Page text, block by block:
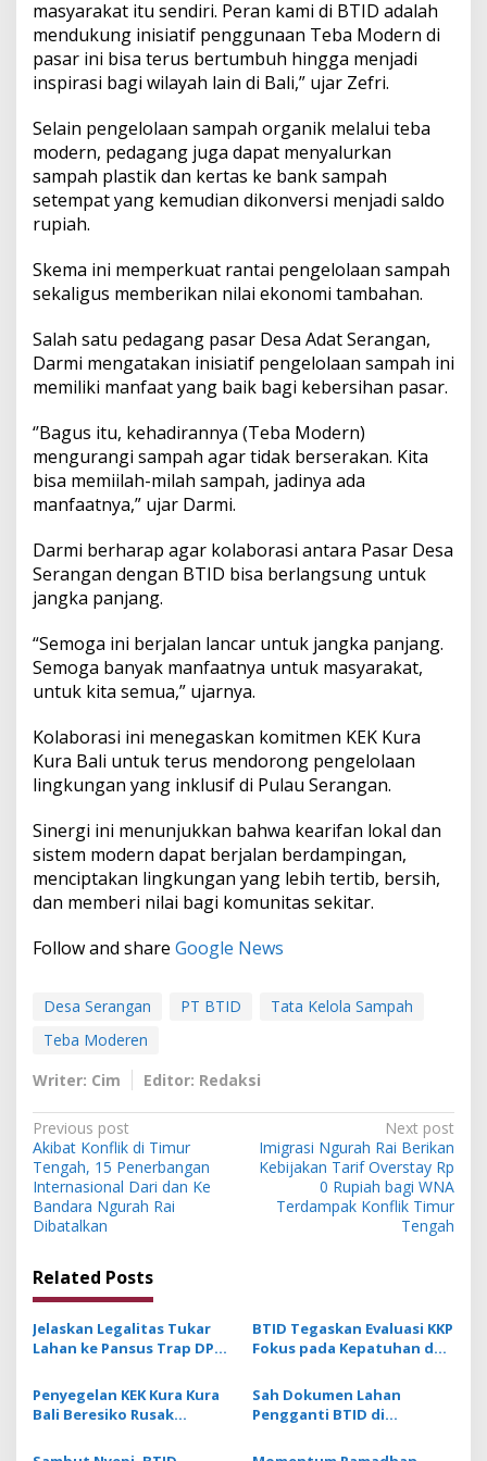
masyarakat itu sendiri. Peran kami di BTID adalah
mendukung inisiatif penggunaan Teba Modern di
pasar ini bisa terus bertumbuh hingga menjadi
inspirasi bagi wilayah lain di Bali,” ujar Zefri.
Selain pengelolaan sampah organik melalui teba
modern, pedagang juga dapat menyalurkan
sampah plastik dan kertas ke bank sampah
setempat yang kemudian dikonversi menjadi saldo
rupiah.
Skema ini memperkuat rantai pengelolaan sampah
sekaligus memberikan nilai ekonomi tambahan.
Salah satu pedagang pasar Desa Adat Serangan,
Darmi mengatakan inisiatif pengelolaan sampah ini
memiliki manfaat yang baik bagi kebersihan pasar.
‘’Bagus itu, kehadirannya (Teba Modern)
mengurangi sampah agar tidak berserakan. Kita
bisa memiilah-milah sampah, jadinya ada
manfaatnya,” ujar Darmi.
Darmi berharap agar kolaborasi antara Pasar Desa
Serangan dengan BTID bisa berlangsung untuk
jangka panjang.
“Semoga ini berjalan lancar untuk jangka panjang.
Semoga banyak manfaatnya untuk masyarakat,
untuk kita semua,” ujarnya.
Kolaborasi ini menegaskan komitmen KEK Kura
Kura Bali untuk terus mendorong pengelolaan
lingkungan yang inklusif di Pulau Serangan.
Sinergi ini menunjukkan bahwa kearifan lokal dan
sistem modern dapat berjalan berdampingan,
menciptakan lingkungan yang lebih tertib, bersih,
dan memberi nilai bagi komunitas sekitar.
Follow and share Google News
Desa Serangan PT BTID
Tata Kelola Sampah
Teba Moderen
Writer: Cim
Editor: Redaksi
P
o
s
t
a
v
i
a
Previous post
Akibat Konflik di Timur
Tengah, 15 Penerbangan
Internasional Dari dan Ke
Bandara Ngurah Rai
Dibatalkan
Next post
Imigrasi Ngurah Rai Berikan
Kebijakan Tarif Overstay Rp
0 Rupiah bagi WNA
Terdampak Konflik Timur
Tengah
Related Posts
Jelaskan Legalitas Tukar
Lahan ke Pansus Trap DPRD
Dokumen Sah dan Proses
Sesuai Regulasi
BTID Tegaskan Evaluasi KKP
Fokus pada Kepatuhan dan
Tidak Terkait Marina
Penyegelan KEK Kura Kura
Bali Beresiko Rusak
Sah Dokumen Lahan
Pengganti BTID di
Lahan Tersedia, Kehutanan